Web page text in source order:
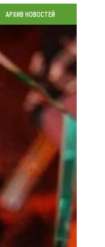
Коллекция
Блог
Видеогалерея
Фотогалерея
АРХИВ НОВОСТЕЙ